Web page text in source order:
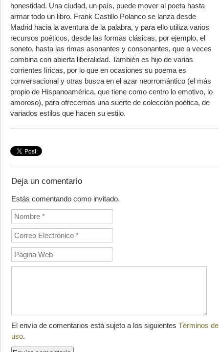
honestidad. Una ciudad, un país, puede mover al poeta hasta
armar todo un libro. Frank Castillo Polanco se lanza desde
Madrid hacia la aventura de la palabra, y para ello utiliza varios
recursos poéticos, desde las formas clásicas, por ejemplo, el
soneto, hasta las rimas asonantes y consonantes, que a veces
combina con abierta liberalidad. También es hijo de varias
corrientes líricas, por lo que en ocasiones su poema es
conversacional y otras busca en el azar neorromántico (el más
propio de Hispanoamérica, que tiene como centro lo emotivo, lo
amoroso), para ofrecernos una suerte de colección poética, de
variados estilos que hacen su estilo.
Deja un comentario
Estás comentando como invitado.
El envío de comentarios está sujeto a los siguientes Términos de
uso.